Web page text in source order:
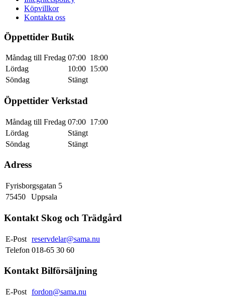
Köpvillkor
Kontakta oss
Öppettider Butik
Måndag till Fredag 07:00 18:00
Lördag
10:00 15:00
Söndag
Stängt
Öppettider Verkstad
Måndag till Fredag 07:00 17:00
Lördag
Stängt
Söndag
Stängt
Adress
Fyrisborgsgatan 5
75450
Uppsala
Kontakt Skog och Trädgård
E-Post reservdelar@sama.nu
Telefon 018-65 30 60
Kontakt Bilförsäljning
E-Post fordon@sama.nu